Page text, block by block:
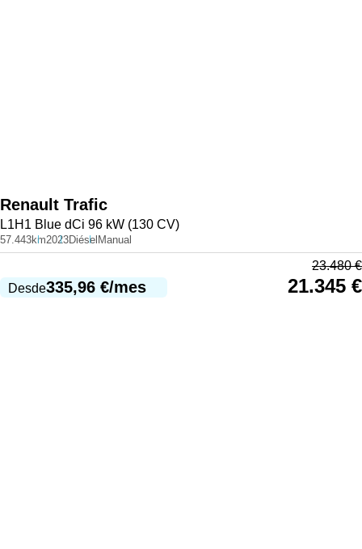
Renault Trafic
L1H1 Blue dCi 96 kW (130 CV)
57.443km2023Diésel Manual
Desde335,96 €/mes
23.480€
21.345 €